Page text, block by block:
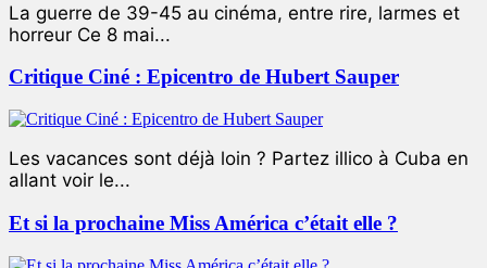
La guerre de 39-45 au cinéma, entre rire, larmes et
horreur Ce 8 mai...
Critique Ciné : Epicentro de Hubert Sauper
Les vacances sont déjà loin ? Partez illico à Cuba en
allant voir le...
Et si la prochaine Miss América c’était elle ?